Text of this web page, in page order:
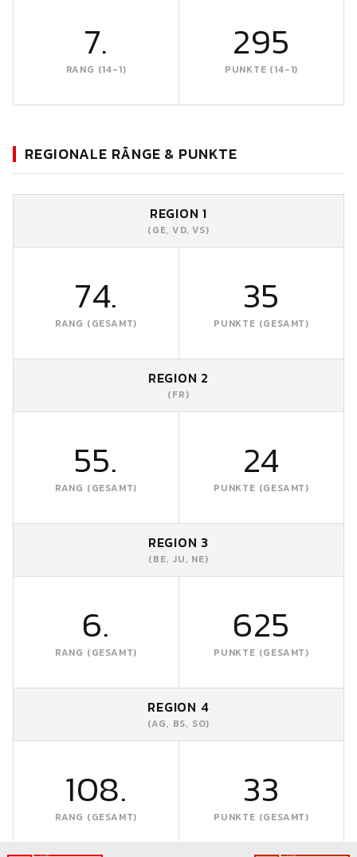
7.
RANG (14-1)
295
PUNKTE (14-1)
REGIONALE RÄNGE & PUNKTE
REGION 1
(GE, VD, VS)
74.
RANG (GESAMT)
35
PUNKTE (GESAMT)
REGION 2
(FR)
55.
RANG (GESAMT)
24
PUNKTE (GESAMT)
REGION 3
(BE, JU, NE)
6.
RANG (GESAMT)
625
PUNKTE (GESAMT)
REGION 4
(AG, BS, SO)
108.
RANG (GESAMT)
33
PUNKTE (GESAMT)